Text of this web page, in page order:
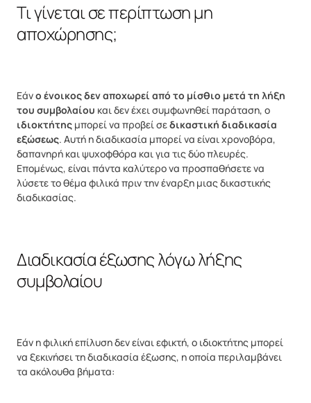
Τι γίνεται σε περίπτωση μη
αποχώρησης;
Εάνο ένοικος δεν αποχωρεί από το μίσθιο μετά τη λήξη
του συμβολαίου και δεν έχει συμφωνηθεί παράταση, ο
ιδιοκτήτης μπορεί να προβεί σεδικαστική διαδικασία
εξώσεως. Αυτή η διαδικασία μπορεί να είναι χρονοβόρα,
δαπανηρή και ψυχοφθόρα και για τις δύο πλευρές.
Επομένως, είναι πάντα καλύτερο να προσπαθήσετε να
λύσετε το θέμα φιλικά πριν την έναρξη μιας δικαστικής
διαδικασίας.
Διαδικασία έξωσης λόγω λήξης
συμβολαίου
Εάν η φιλική επίλυση δεν είναι εφικτή, ο ιδιοκτήτης μπορεί
να ξεκινήσει τη διαδικασία έξωσης, η οποία περιλαμβάνει
τα ακόλουθα βήματα: